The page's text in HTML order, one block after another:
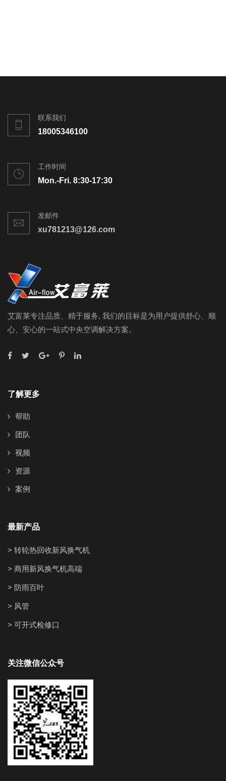
联系我们
18005346100
工作时间
Mon.-Fri. 8:30-17:30
发邮件
xu781213@126.com
艾富莱专注品质、精于服务, 我们的目标是为用户提供舒心、顺
心、安心的一站式中央空调解决方案。
了解更多
帮助
团队
视频
资源
案例
最新产品
> 转轮热回收新风换气机
> 商用新风换气机高端
> 防雨百叶
> 风管
> 可开式检修口
关注微信公众号